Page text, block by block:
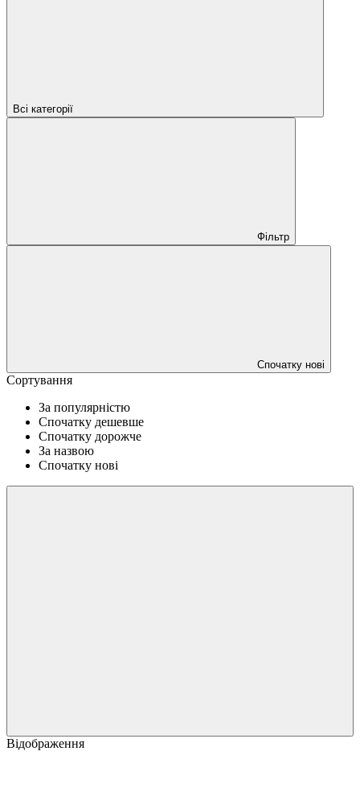
Всі категорії
Фільтр
Спочатку нові
Сортування
За популярністю
Спочатку дешевше
Спочатку дорожче
За назвою
Спочатку нові
Відображення